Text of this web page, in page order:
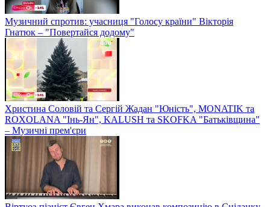
Музичний спротив: учасниця "Голосу країни" Вікторія
Гнатюк – "Повертайся додому"
Христина Соловій та Сергій Жадан "Юність", MONATIK та
ROXOLANA "Інь-Ян", KALUSH та SKOFKA "Батьківщина"
– Музичні прем'єри